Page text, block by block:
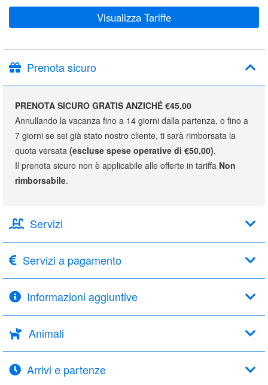
Visualizza Tariffe
Prenota sicuro
PRENOTA SICURO GRATIS ANZICHÉ €45,00
Annullando la vacanza fino a 14 giorni dalla partenza, o fino a
7 giorni se sei già stato nostro cliente, ti sarà rimborsata la
quota versata (escluse spese operative di €50,00).
Il prenota sicuro non è applicabile alle offerte in tariffa Non
rimborsabile.
Servizi
Servizi a pagamento
Informazioni aggiuntive
Animali
Arrivi e partenze